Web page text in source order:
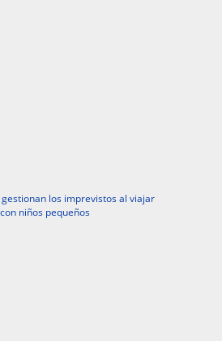
los imprevistos al viajar
niños pequeños